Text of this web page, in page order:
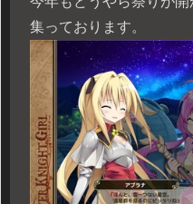
集っております。